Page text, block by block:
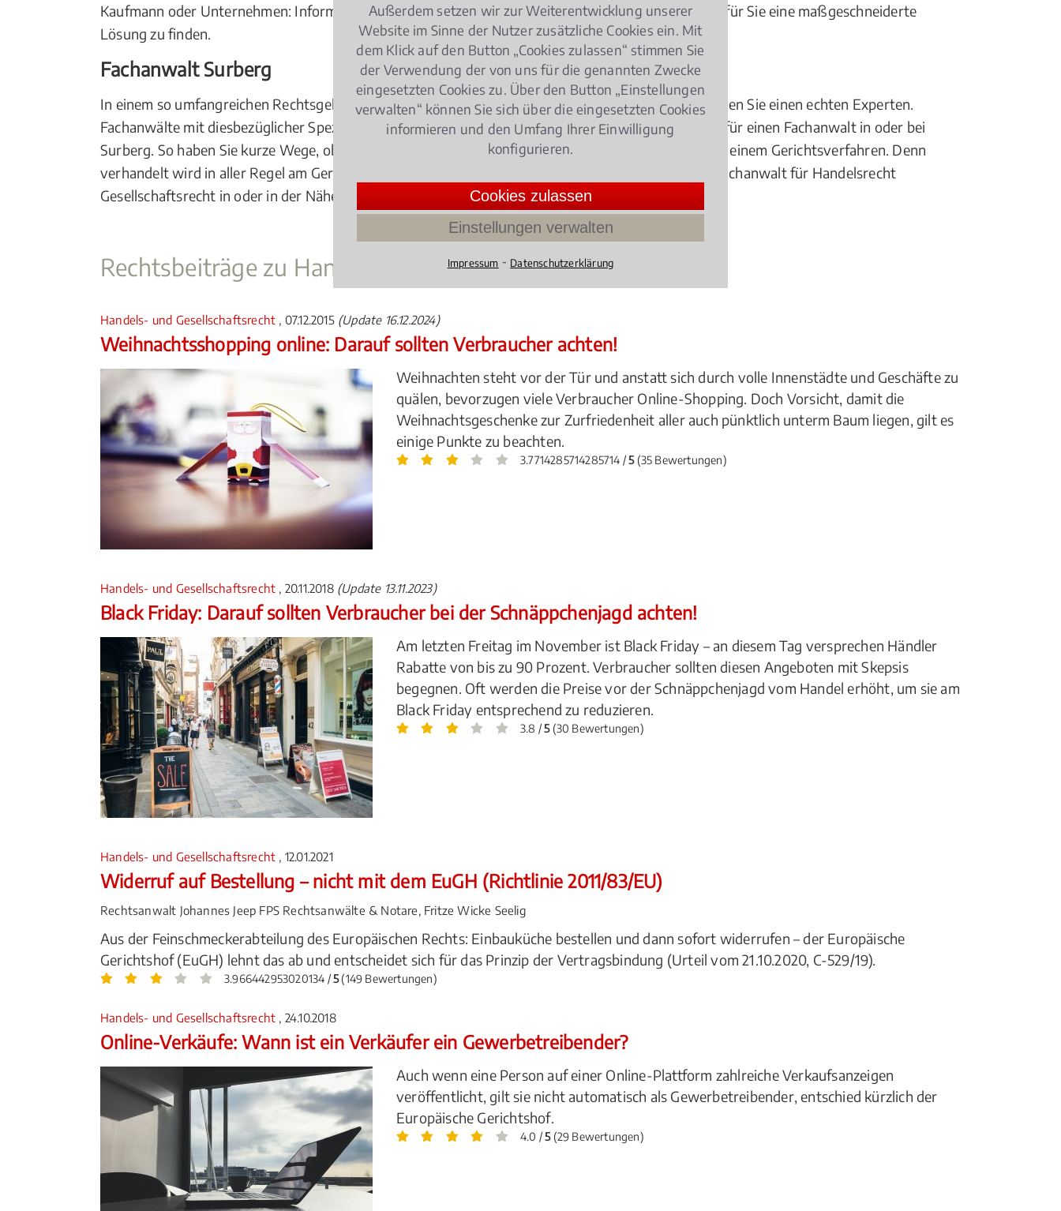
Kaufmann oder Unternehmen: Informieren Sie sich frühzeitig und klären Sie Ihre Möglichkeiten, um für Sie eine maßgeschneiderte
Lösung zu finden.
Fachanwalt Surberg
In einem so umfangreichen Rechtsgebiet wie dem Handelsrecht und demGesellschaftsrechtbenötigen Sie einen echten Experten.
Fachanwälte mit diesbezüglicher Spezialisierung bieten diese Expertise. Entscheiden Sie sich immer für einen Fachanwalt in oder bei
Surberg. So haben Sie kurze Wege, ob in die Kanzlei, zum gemeinsamen Schlichtungstermin oder bei einem Gerichtsverfahren. Denn
verhandelt wird in aller Regel am Gericht in nächster Nähe. Entscheiden Sie sich deshalb für einen Fachanwalt für Handelsrecht
Gesellschaftsrecht in oder in der Nähe von Surberg.
Rechtsbeiträge zu Handelsrecht Gesellschaftsrecht
Handels- und Gesellschaftsrecht , 07.12.2015 (Update 16.12.2024)
Weihnachtsshopping online: Darauf sollten Verbraucher achten!
Weihnachten steht vor der Tür und anstatt sich durch volle Innenstädte und Geschäfte zu
quälen, bevorzugen viele Verbraucher Online-Shopping. Doch Vorsicht, damit die
Weihnachtsgeschenke zur Zurfriedenheit aller auch pünktlich unterm Baum liegen, gilt es
einige Punkte zu beachten.
3.7714285714285714 /5(35 Bewertungen)
Handels- und Gesellschaftsrecht , 20.11.2018 (Update 13.11.2023)
Black Friday: Darauf sollten Verbraucher bei der Schnäppchenjagd achten!
Am letzten Freitag im November ist Black Friday – an diesem Tag versprechen Händler
Rabatte von bis zu 90 Prozent. Verbraucher sollten diesen Angeboten mit Skepsis
begegnen. Oft werden die Preise vor der Schnäppchenjagd vom Handel erhöht, um sie am
Black Friday entsprechend zu reduzieren.
3.8 /5(30 Bewertungen)
Handels- und Gesellschaftsrecht , 12.01.2021
Widerruf auf Bestellung – nicht mit dem EuGH (Richtlinie 2011/83/EU)
Rechtsanwalt Johannes Jeep FPS Rechtsanwälte & Notare, Fritze Wicke Seelig
Aus der Feinschmeckerabteilung des Europäischen Rechts: Einbauküche bestellen und dann sofort widerrufen – der Europäische
Gerichtshof (EuGH) lehnt das ab und entscheidet sich für das Prinzip der Vertragsbindung (Urteil vom 21.10.2020, C-529/19).
3.966442953020134 /5(149 Bewertungen)
Handels- und Gesellschaftsrecht , 24.10.2018
Online-Verkäufe: Wann ist ein Verkäufer ein Gewerbetreibender?
Auch wenn eine Person auf einer Online-Plattform zahlreiche Verkaufsanzeigen
veröffentlicht, gilt sie nicht automatisch als Gewerbetreibender, entschied kürzlich der
Europäische Gerichtshof.
4.0 /5(29 Bewertungen)
Außerdem setzen wir zur Weiterentwicklung unserer
Website im Sinne der Nutzer zusätzliche Cookies ein. Mit
dem Klick auf den Button „Cookies zulassen“ stimmen Sie
der Verwendung der von uns für die genannten Zwecke
eingesetzten Cookies zu. Über den Button „Einstellungen
verwalten“ können Sie sich über die eingesetzten Cookies
informieren und den Umfang Ihrer Einwilligung
konfigurieren.
Cookies zulassen
Einstellungen verwalten
Impressum ⁃ Datenschutzerklärung